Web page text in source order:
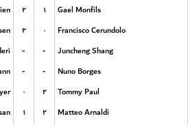
۲ ۱
Gael Monfils
۲ ۰
Francisco Cerundolo
- -
Juncheng Shang
- -
Nuno Borges
۰ ۲
Tommy Paul
۱ ۲
Matteo Arnaldi